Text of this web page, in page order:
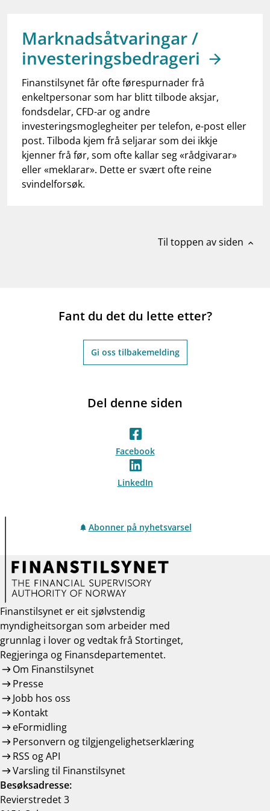
dashboardInformasjon for investorer
notifications_noneAbonner på nyhetsvarsel
Marknadsåtvaringar /
investeringsbedrageri
Finanstilsynet får ofte førespurnader frå
enkeltpersonar som har blitt tilbode aksjar,
fondsdelar, CFD-ar og andre
investeringsmoglegheiter per telefon, e-post eller
post. Tilboda kjem frå seljarar som dei ikkje
kjenner frå før, som ofte kallar seg «rådgivarar»
eller «meklarar». Dette er svært ofte reine
svindelforsøk.
Til toppen av siden expand_less
Fant du det du lette etter?
Gi oss tilbakemelding
Del denne siden
Facebook
LinkedIn
Abonner på nyhetsvarsel
Finanstilsynet er eit sjølvstendig
myndigheitsorgan som arbeider med
grunnlag i lover og vedtak frå Stortinget,
Regjeringa og Finansdepartementet.
Om Finanstilsynet
Presse
Jobb hos oss
Kontakt
eFormidling
Personvern og tilgjengelighetserklæring
RSS og API
Varsling til Finanstilsynet
Besøksadresse:
Revierstredet 3